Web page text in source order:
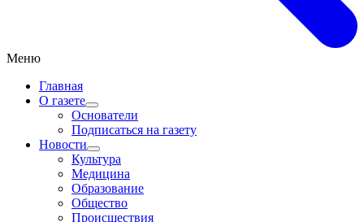
Меню
Главная
О газете
Основатели
Подписаться на газету
Новости
Культура
Медицина
Образование
Общество
Происшествия